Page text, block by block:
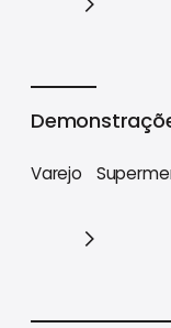
Varejo